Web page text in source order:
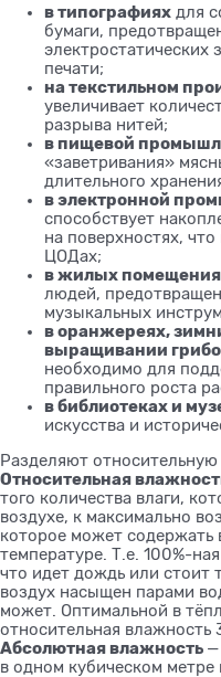
в типографиях для
бумаги,
электростатических
печати;
на текстильном
увеличивает
разрыва нитей;
в пищевой
«заветривания»
длительного
в электронной
способствует
на поверхностях,
ЦОДах;
в жилых
людей,
музыкальных
в оранжереях,
выращивании
необходимо для
правильного роста
в библиотеках и
искусства и
Разделяют
Относительная
того количества влаги,
воздухе, к максимально
которое может содержать
температуре. Т.е. 100%-
что идет дождь или стоит
воздух насыщен парами
может. Оптимальной в
относительная
Абсолютная влажность —
в одном кубическом метре